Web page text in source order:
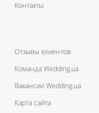
Контакты
Отзывы клиентов
Команда Wedding.ua
Вакансии Wedding.ua
Карта сайта